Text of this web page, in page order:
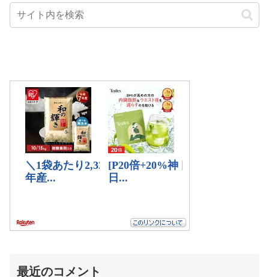
最近のコメント